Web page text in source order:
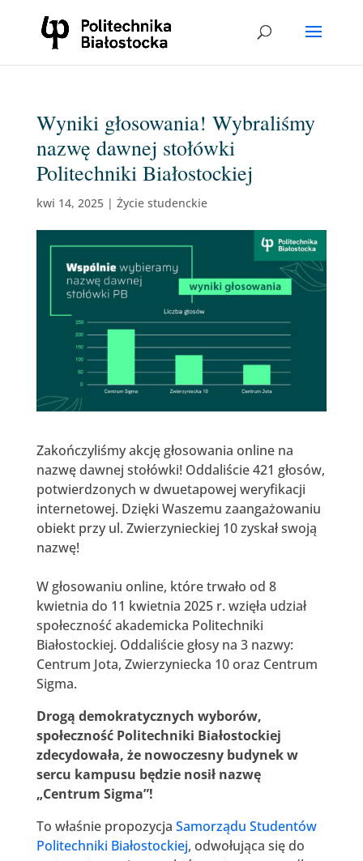
Wyniki głosowania! Wybraliśmy
nazwę dawnej stołówki
Politechniki Białostockiej
kwi 14, 2025| Życie studenckie
Zakończyliśmy akcję głosowania online na
nazwę dawnej stołówki! Oddaliście 421 głosów,
potwierdzonych w dwuetapowej weryfikacji
internetowej. Dzięki Waszemu zaangażowaniu
obiekt przy ul. Zwierzynieckiej 10 zyskał swoją
nazwę!
W głosowaniu online, które trwało od 8
kwietnia do 11 kwietnia 2025 r. wzięła udział
społeczność akademicka Politechniki
Białostockiej. Oddaliście głosy na 3 nazwy:
Centrum Jota, Zwierzyniecka 10 oraz Centrum
Sigma.
Drogą demokratycznych wyborów,
społeczność Politechniki Białostockiej
zdecydowała, że nowoczesny budynek w
sercu kampusu będzie nosił nazwę
„Centrum Sigma”!
To właśnie propozycja Samorządu Studentów
Politechniki Białostockiej, odwołująca się do